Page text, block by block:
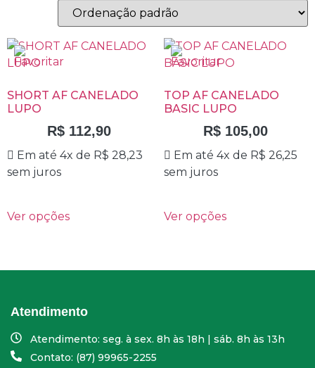
SHORT AF CANELADO
LUPO
R$ 112,90
Em até 4x de R$ 28,23
sem juros
Ver opções
TOP AF CANELADO
BASIC LUPO
R$ 105,00
Em até 4x de R$ 26,25
sem juros
Ver opções
Atendimento
Atendimento: seg. à sex. 8h às 18h | sáb. 8h às 13h
Contato: (87) 99965-2255